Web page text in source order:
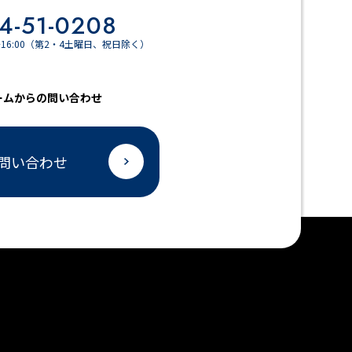
51-0208
（第2・4土曜日、祝日除く）
からの問い合わせ
い合わせ